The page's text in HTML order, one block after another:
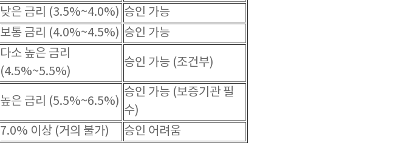
낮은 금리 (3.5%~4.0%) 승인 가능
보통 금리 (4.0%~4.5%) 승인 가능
다소 높은 금리
(4.5%~5.5%)
승인 가능 (조건부)
높은 금리 (5.5%~6.5%)
승인 가능 (보증기관 필
수)
7.0% 이상 (거의 불가)
승인 어려움